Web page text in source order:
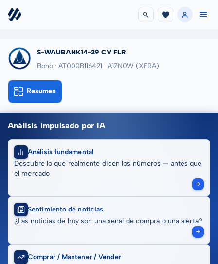
S-WAUBANK14-29 CV FLR
Bono · AT000B116421 · A1ZN0W (XFRA)
Resumen
Análisis impulsado por IA
Análisis fundamental
Descubre lo que realmente dicen los números — antes que
el mercado
Sentimiento de noticias
¿Las noticias de hoy son una señal de compra o una alerta?
Comprar / Mantener / Vender